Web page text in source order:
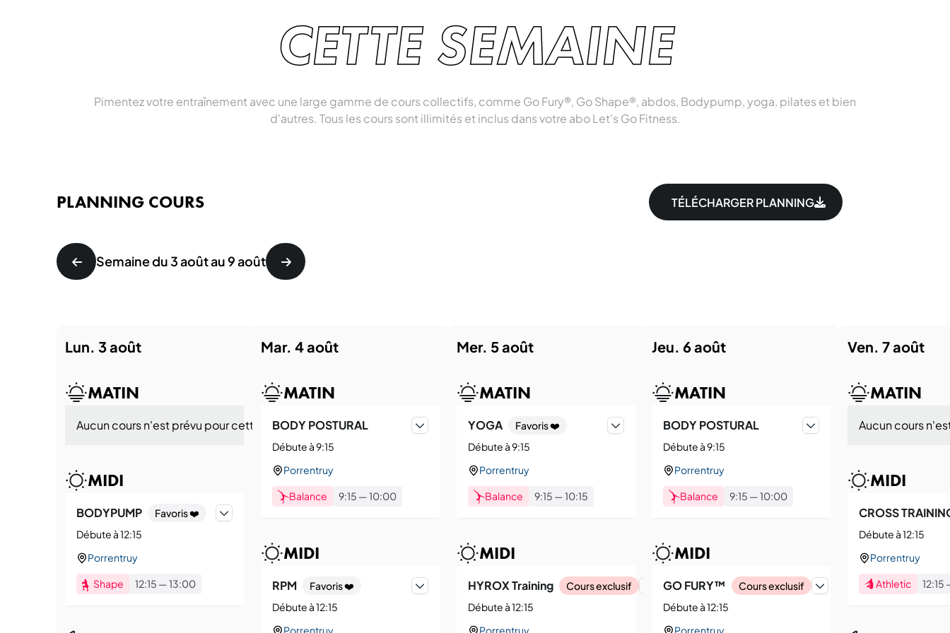
CETTE SEMAINE
Pimentez votre entraînement avec une large gamme de cours collectifs, comme Go Fury®, Go Shape®, abdos, Bodypump, yoga, pilates et bien
d'autres. Tous les cours sont illimités et inclus dans votre abo Let's Go Fitness.
PLANNING COURS TÉLÉCHARGER PLANNING
Semaine du 3 août au 9 août
lun. 3 août
MATIN
Aucun cours n'est prévu pour cette période aujourd'hui.
MIDI
BODYPUMP
Favoris ❤️
Débute à 12:15
Porrentruy
Shape 12:15 —13:00
mar. 4 août
MATIN
BODY POSTURAL
Débute à 9:15
Porrentruy
Balance 9:15 —10:00
MIDI
RPM
Favoris ❤️
Débute à 12:15
mer. 5 août
MATIN
YOGA
Favoris ❤️
Débute à 9:15
Porrentruy
Balance 9:15 —10:15
MIDI
HYROX Training
Cours exclusif
Débute à 12:15
jeu. 6 août
MATIN
BODY POSTURAL
Débute à 9:15
Porrentruy
Balance 9:15 —10:00
MIDI
GO FURY™
Cours exclusif
Débute à 12:15
ven. 7 août
MATIN
Aucun cours
MIDI
CROSS
Débute à 12:15
Porrentruy
Athletic 12:15